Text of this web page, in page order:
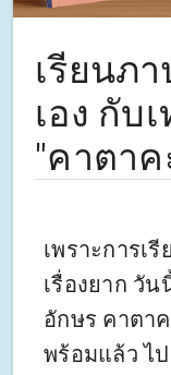
เรียนภ
เอง กับ
"คาตาค
เพราะการเ
เรื่องยาก วั
อักษร คาตา
พร้อมแล้ว ไ